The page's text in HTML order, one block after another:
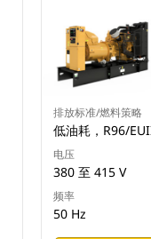
排放标准/燃料策略
低油耗，R96/
电压
380 至 415 V
频率
50 Hz